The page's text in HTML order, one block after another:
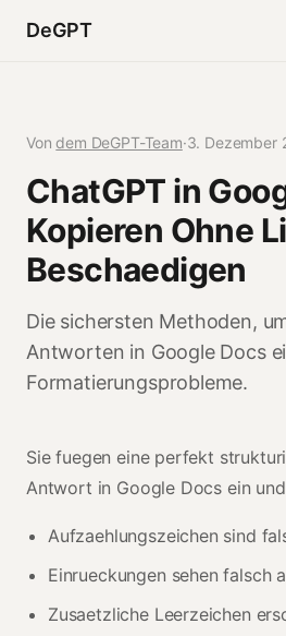
DeGPT
Vondem DeGPT-Team·3. Dezember
ChatGPT in
Kopieren Ohne
Beschaedigen
Die sichersten Methoden,
Antworten in Google Docs
Formatierungsprobleme.
Sie fuegen eine perfekt
Antwort in Google Docs ein
Aufzaehlungszeichen sind
Einrueckungen sehen falsch
Zusaetzliche Leerzeichen